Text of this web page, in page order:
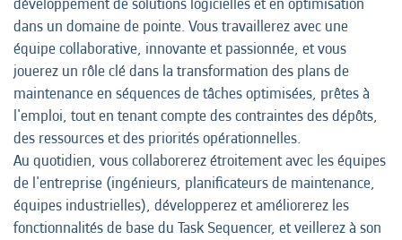
dans un domaine de pointe. Vous travaillerez avec une
équipe collaborative, innovante et passionnée, et vous
jouerez un rôle clé dans la transformation des plans de
maintenance en séquences de tâches optimisées, prêtes à
l'emploi, tout en tenant compte des contraintes des dépôts,
des ressources et des priorités opérationnelles.
Au quotidien, vous collaborerez étroitement avec les équipes
de l'entreprise (ingénieurs, planificateurs de maintenance,
équipes industrielles), développerez et améliorerez les
fonctionnalités de base du Task Sequencer, et veillerez à son